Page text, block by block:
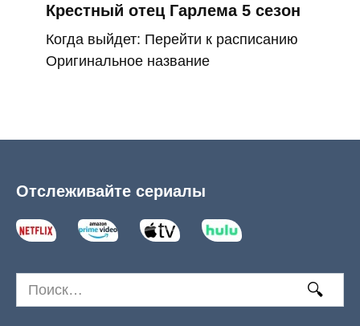
Крестный отец Гарлема 5 сезон
Когда выйдет: Перейти к расписанию
Оригинальное название
Отслеживайте сериалы
Search
for: